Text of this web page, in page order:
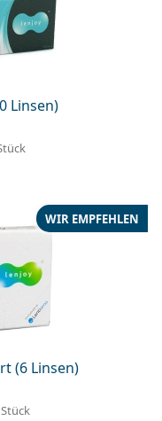
Linsen)
(6 Linsen)
WIR EMPFEHLEN